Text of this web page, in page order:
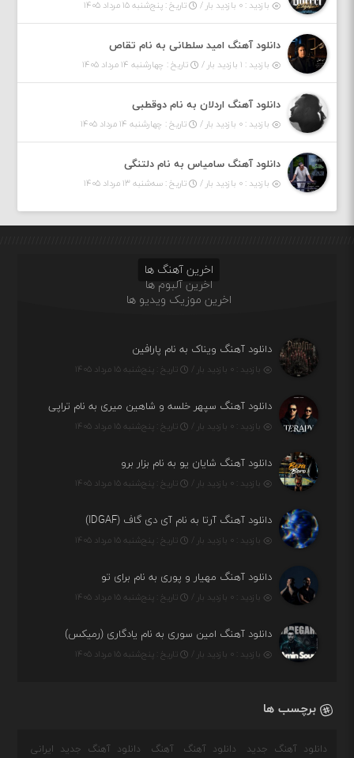
بازدید : ۰ بازدید بار / تاریخ : پنج‌شنبه ۱۵ مرداد ۱۴۰۵
دانلود آهنگ امید سلطانی به نام تقاص
بازدید : ۱ بازدید بار / تاریخ : چهارشنبه ۱۴ مرداد ۱۴۰۵
دانلود آهنگ اردلان به نام دوقطبی
بازدید : ۰ بازدید بار / تاریخ : چهارشنبه ۱۴ مرداد ۱۴۰۵
دانلود آهنگ سامیاس به نام دلتنگی
بازدید : ۰ بازدید بار / تاریخ : سه‌شنبه ۱۳ مرداد ۱۴۰۵
اخرین آهنگ ها
اخرین آلبوم ها
اخرین موزیک ویدیو ها
دانلود آهنگ ویناک به نام پارافین
بازدید : ۰ بازدید بار / تاریخ : پنج‌شنبه ۱۵ مرداد ۱۴۰۵
دانلود آهنگ سپهر خلسه و شاهین میری به نام تراپی
بازدید : ۰ بازدید بار / تاریخ : پنج‌شنبه ۱۵ مرداد ۱۴۰۵
دانلود آهنگ شایان یو به نام بزار برو
بازدید : ۰ بازدید بار / تاریخ : پنج‌شنبه ۱۵ مرداد ۱۴۰۵
دانلود آهنگ آرتا به نام آی دی گاف (IDGAF)
بازدید : ۰ بازدید بار / تاریخ : پنج‌شنبه ۱۵ مرداد ۱۴۰۵
دانلود آهنگ مهیار و پوری به نام برای تو
بازدید : ۰ بازدید بار / تاریخ : پنج‌شنبه ۱۵ مرداد ۱۴۰۵
دانلود آهنگ امین سوری به نام یادگاری (رمیکس)
بازدید : ۰ بازدید بار / تاریخ : پنج‌شنبه ۱۵ مرداد ۱۴۰۵
برچسب ها
دانلود آهنگ جدید دانلود آهنگ آهنگ دانلود آهنگ جدید ایرانی